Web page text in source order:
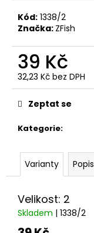
Kód: 1338/2
Značka: ZFish
39 Kč
32,23 Kč bez DPH
Měrná
cena:
Kategorie:
Zeptat se
Varianty Popis
Velikost: 2
Skladem | 1338/2
D
o
o
u
č
u
e